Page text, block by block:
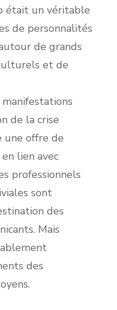
était un véritable
de personnalités
de grands
et de
de la crise
une offre de
lien avec
professionnels
sont
des
Mais
des